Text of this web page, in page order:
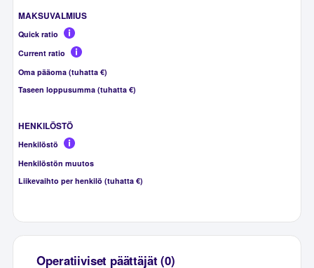
MAKSUVALMIUS
Quick ratio
Current ratio
Oma pääoma (tuhatta €)
Taseen loppusumma (tuhatta €)
HENKILÖSTÖ
Henkilöstö
Henkilöstön muutos
Liikevaihto per henkilö (tuhatta €)
Operatiiviset päättäjät (0)